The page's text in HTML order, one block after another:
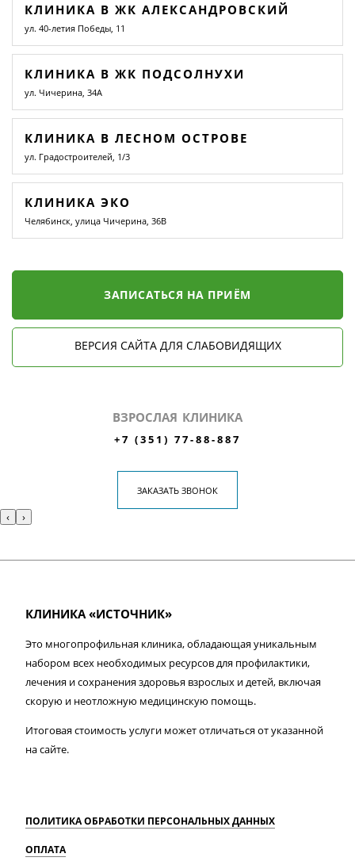
КЛИНИКА В ЖК АЛЕКСАНДРОВСКИЙ
ул. 40-летия Победы, 11
КЛИНИКА В ЖК ПОДСОЛНУХИ
ул. Чичерина, 34А
КЛИНИКА В ЛЕСНОМ ОСТРОВЕ
ул. Градостроителей, 1/3
КЛИНИКА ЭКО
Челябинск, улица Чичерина, 36В
ЗАПИСАТЬСЯ НА ПРИЁМ
ВЕРСИЯ САЙТА ДЛЯ СЛАБОВИДЯЩИХ
ВЗРОСЛАЯ КЛИНИКА
+7 (351) 77-88-887
ЗАКАЗАТЬ ЗВОНОК
‹ ›
КЛИНИКА «ИСТОЧНИК»
Это многопрофильная клиника, обладающая уникальным
набором всех необходимых ресурсов для профилактики,
лечения и сохранения здоровья взрослых и детей, включая
скорую и неотложную медицинскую помощь.
Итоговая стоимость услуги может отличаться от указанной
на сайте.
ПОЛИТИКА ОБРАБОТКИ ПЕРСОНАЛЬНЫХ ДАННЫХ
ОПЛАТА